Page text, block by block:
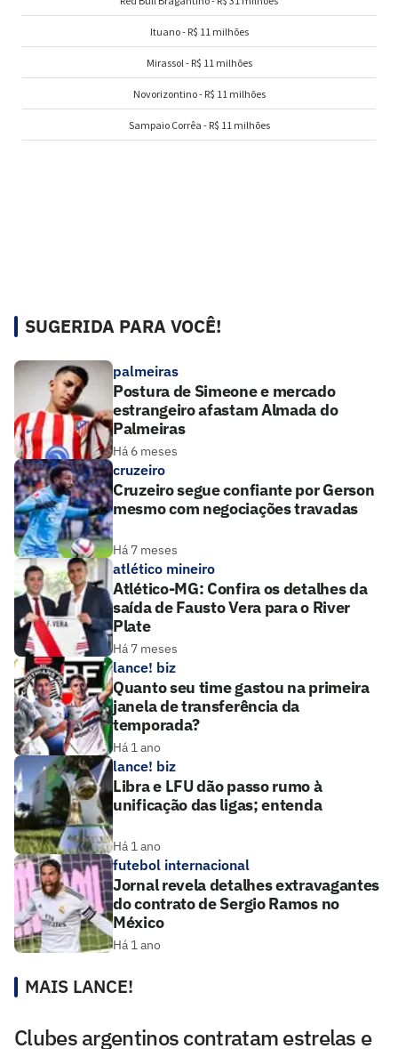
SUGERIDA PARA VOCÊ!
palmeiras
Postura de Simeone e mercado
estrangeiro afastam Almada do
Palmeiras
Há 6 meses
cruzeiro
Cruzeiro segue confiante por Gerson
mesmo com negociações travadas
Há 7 meses
atlético mineiro
Atlético-MG: Confira os detalhes da
saída de Fausto Vera para o River
Plate
Há 7 meses
lance! biz
Quanto seu time gastou na primeira
janela de transferência da
temporada?
Há 1 ano
lance! biz
Libra e LFU dão passo rumo à
unificação das ligas; entenda
Há 1 ano
futebol internacional
Jornal revela detalhes extravagantes
do contrato de Sergio Ramos no
México
Há 1 ano
MAIS LANCE!
Clubes argentinos contratam estrelas e